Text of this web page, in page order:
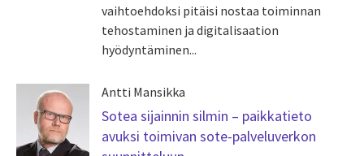
vaihtoehdoksi pitäisi nostaa toiminnan
tehostaminen ja digitalisaation
hyödyntäminen...
Antti Mansikka
Sotea sijainnin silmin – paikkatieto
avuksi toimivan sote-palveluverkon